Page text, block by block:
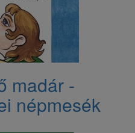
madár -
népmesék